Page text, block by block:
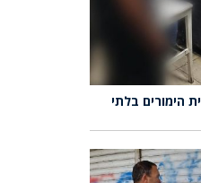
הימורים בלתי